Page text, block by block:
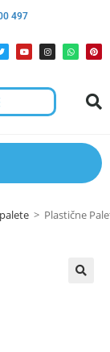
497
> Plastične